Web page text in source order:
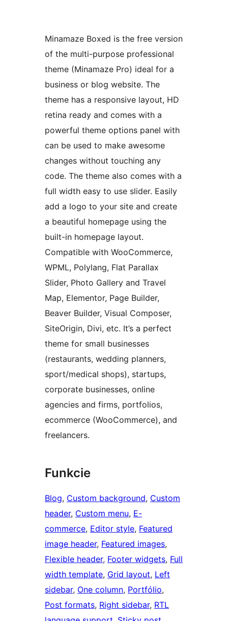
Minamaze Boxed is the free version
of the multi-purpose professional
theme (Minamaze Pro) ideal for a
business or blog website. The
theme has a responsive layout, HD
retina ready and comes with a
powerful theme options panel with
can be used to make awesome
changes without touching any
code. The theme also comes with a
full width easy to use slider. Easily
add a logo to your site and create
a beautiful homepage using the
built-in homepage layout.
Compatible with WooCommerce,
WPML, Polylang, Flat Parallax
Slider, Photo Gallery and Travel
Map, Elementor, Page Builder,
Beaver Builder, Visual Composer,
SiteOrigin, Divi, etc. It’s a perfect
theme for small businesses
(restaurants, wedding planners,
sport/medical shops), startups,
corporate businesses, online
agencies and firms, portfolios,
ecommerce (WooCommerce), and
freelancers.
Funkcie
Blog, Custom background, Custom
header, Custom menu, E-
commerce, Editor style, Featured
image header, Featured images
Flexible header, Footer widgets, Full
width template, Grid layout, Left
sidebar, One column, Portfólio
Post formats, Right sidebar, RTL